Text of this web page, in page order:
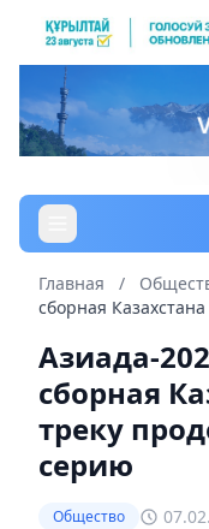
Главная /
сборная
Азиада-
сборная
треку
серию
Общество